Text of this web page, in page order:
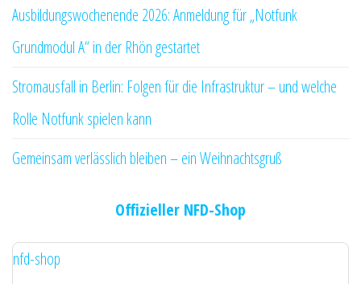
Ausbildungswochenende 2026: Anmeldung für „Notfunk
Grundmodul A“ in der Rhön gestartet
Stromausfall in Berlin: Folgen für die Infrastruktur – und welche
Rolle Notfunk spielen kann
Gemeinsam verlässlich bleiben – ein Weihnachtsgruß
Offizieller NFD-Shop
nfd-shop